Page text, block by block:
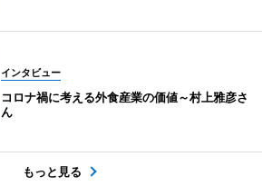
インタビュー
コロナ禍に考える外食産業の価値～村上雅彦さ
ん
もっと見る